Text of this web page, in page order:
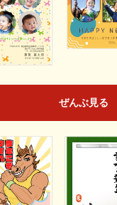
ぜんぶ見る